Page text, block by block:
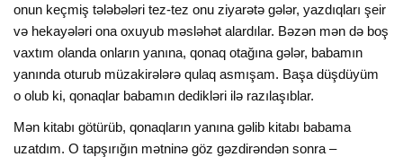
onun keçmiş tələbələri tez-tez onu ziyarətə gələr, yazdıqları şeir
və hekayələri ona oxuyub məsləhət alardılar. Bəzən mən də boş
vaxtım olanda onların yanına, qonaq otağına gələr, babamın
yanında oturub müzakirələrə qulaq asmışam. Başa düşdüyüm
o olub ki, qonaqlar babamın dedikləri ilə razılaşıblar.
Mən kitabı götürüb, qonaqların yanına gəlib kitabı babama
uzatdım. O tapşırığın mətninə göz gəzdirəndən sonra –